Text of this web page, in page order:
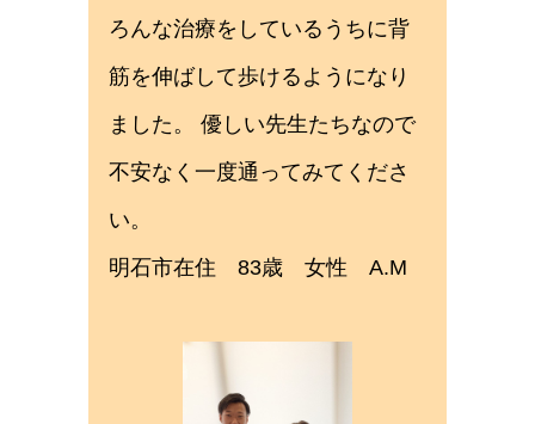
ろんな治療をしているうちに背
筋を伸ばして歩けるようになり
ました。 優しい先生たちなので
不安なく一度通ってみてくださ
い。
明石市在住 83歳 女性 A.M